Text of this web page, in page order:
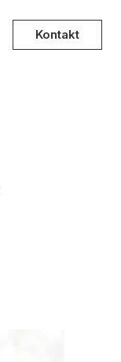
Kontakt